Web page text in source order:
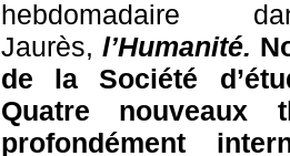
Jaurès, l’Humanité.
de la Société
Quatre
profondément